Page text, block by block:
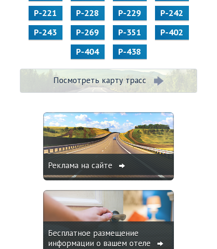
Р-221
Р-228 Р-229
Р-242
Р-243
Р-269 Р-351
Р-402
Р-404
Р-438
Посмотреть карту трасс
Реклама на сайте
Бесплатное размещение
информации о вашем отеле